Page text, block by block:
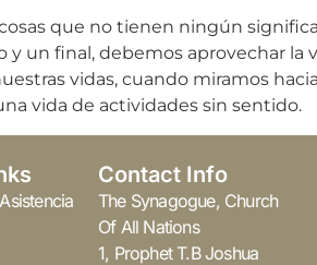
que no tienen ningún
un final, debemos aprovechar la
vidas, cuando miramos
vida de actividades sin sentido.
Contact Info
The Synagogue, Church
Of All Nations
1, Prophet T.B Joshua